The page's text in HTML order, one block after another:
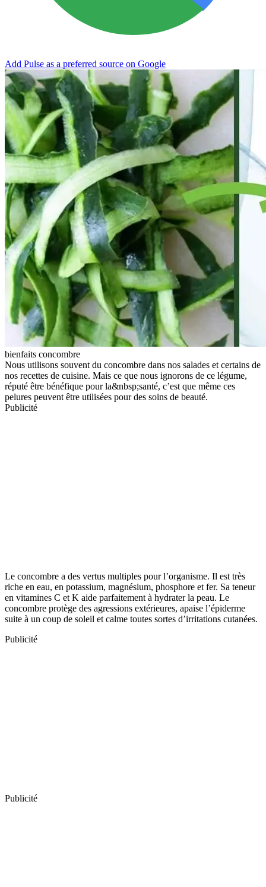
Add Pulse as a preferred source on Google
bienfaits concombre
Nous utilisons souvent du concombre dans nos salades et certains de
nos recettes de cuisine. Mais ce que nous ignorons de ce légume,
réputé être bénéfique pour la&nbsp;santé, c’est que même ces
pelures peuvent être utilisées pour des soins de beauté.
Publicité
Le concombre a des vertus multiples pour l’organisme. Il est très
riche en eau, en potassium, magnésium, phosphore et fer. Sa teneur
en vitamines C et K aide parfaitement à hydrater la peau. Le
concombre protège des agressions extérieures, apaise l’épiderme
suite à un coup de soleil et calme toutes sortes d’irritations cutanées.
Publicité
Publicité